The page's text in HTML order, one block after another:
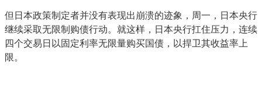
但日本政策制定者并没有表现出崩溃的迹象，周一，日本央行
继续采取无限制购债行动。就这样，日本央行扛住压力，连续
四个交易日以固定利率无限量购买国债，以捍卫其收益率上
限。